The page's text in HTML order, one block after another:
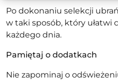
Po dokonaniu selekcji
w taki sposób, który ułatwi
każdego dnia.
Pamiętaj o dodatkach
Nie zapominaj o